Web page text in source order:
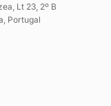
Lt 23, 2º B
Portugal